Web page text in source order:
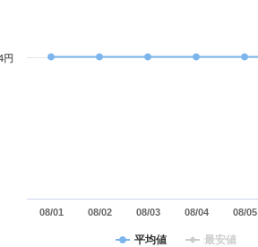
平均値 最安値
08/01 08/02 08/03 08/04 08/05
円